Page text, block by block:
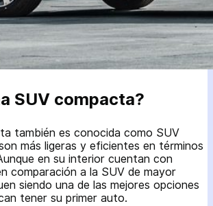
SUV compacta?
también es conocida como SUV
más ligeras y eficientes en términos
en su interior cuentan con
comparación a la SUV de mayor
siendo una de las mejores opciones
tener su primer auto.